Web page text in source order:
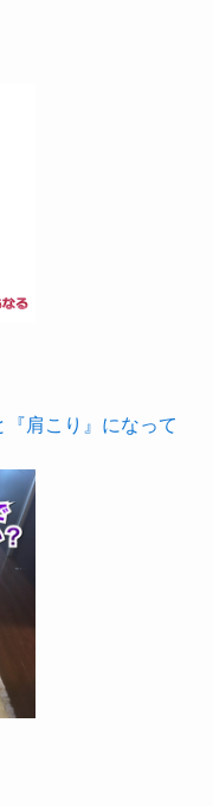
『肩こり』になって